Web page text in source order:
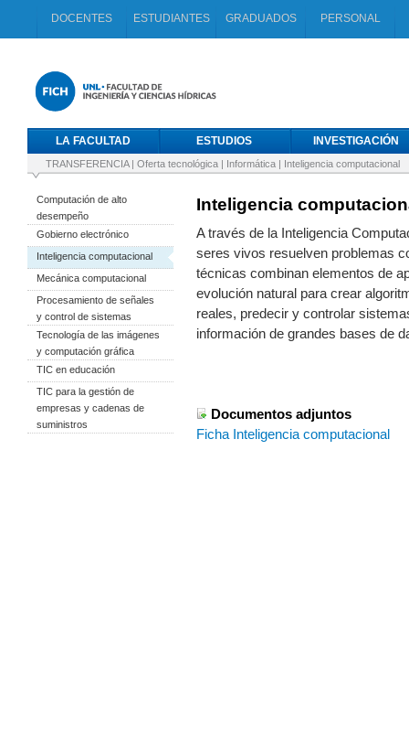
DOCENTES ESTUDIANTES GRADUADOS PERSONAL
LA FACULTAD ESTUDIOS INVESTIGACIÓN
TRANSFERENCIA| Oferta tecnológica | Informática | Inteligencia computacional
Computación de alto
desempeño
Gobierno electrónico
Inteligencia computacional
Mecánica computacional
Procesamiento de señales
y control de sistemas
Tecnología de las imágenes
y computación gráfica
TIC en educación
TIC para la gestión de
empresas y cadenas de
suministros
Inteligencia
A través de la Inteligencia
seres vivos resuelven problemas
técnicas combinan elementos de
evolución natural para crear
reales, predecir y controlar
información de grandes bases de
Documentos adjuntos
Ficha Inteligencia computacional